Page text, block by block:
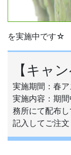
を実施中です☆
【キャ
実施期間：春
実施内容：期
務所にて配布
記入してご注文